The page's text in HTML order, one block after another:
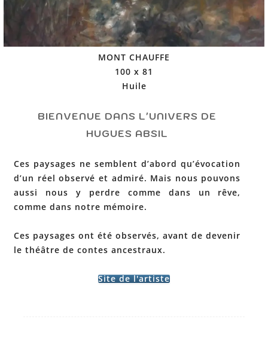
MONT CHAUFFE
100 x 81
Huile
BIENVENUE DANS L'UNIVERS DE
HUGUES ABSIL
Ces paysages ne semblent d’abord qu’évocation
d’un réel observé et admiré. Mais nous pouvons
aussi nous y perdre comme dans un rêve,
comme dans notre mémoire.
Ces paysages ont été observés, avant de devenir
le théâtre de contes ancestraux.
Site de l'artiste